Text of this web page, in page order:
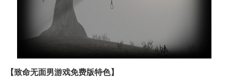
【致命无面男游戏免费版特色】